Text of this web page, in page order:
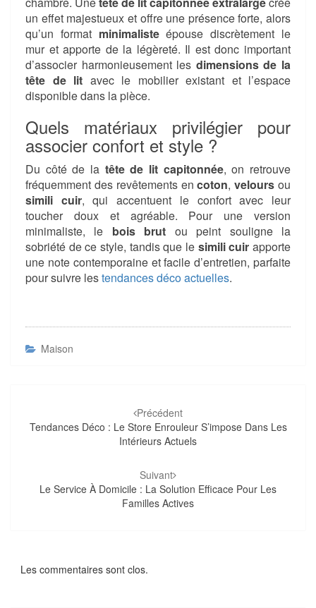
un effet majestueux et offre une présence forte, alors
qu’un format minimalisteépouse discrètement le
mur et apporte de la légèreté. Il est donc important
d’associer harmonieusement les dimensions de la
tête de lit avec le mobilier existant et l’espace
disponible dans la pièce.
Quels matériaux privilégier pour
associer confort et style ?
Du côté de la tête de lit capitonnée, on retrouve
fréquemment des revêtements encoton,velours ou
simili cuir, qui accentuent le confort avec leur
toucher doux et agréable. Pour une version
minimaliste, le bois brut ou peint souligne la
sobriété de ce style, tandis que le simili cuir apporte
une note contemporaine et facile d’entretien, parfaite
pour suivre lestendances déco actuelles.
Maison
d'article
Précédent
Tendances Déco : Le Store Enrouleur S’impose Dans Les
Intérieurs Actuels
Suivant
Le Service À Domicile : La Solution Efficace Pour Les
Familles Actives
Les commentaires sont clos.